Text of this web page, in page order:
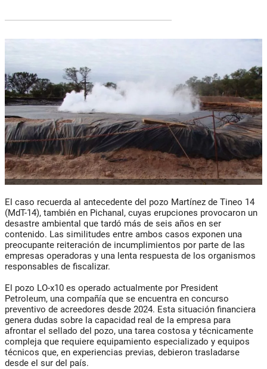
El caso recuerda al antecedente del pozo Martínez de Tineo 14
(MdT-14), también en Pichanal, cuyas erupciones provocaron un
desastre ambiental que tardó más de seis años en ser
contenido. Las similitudes entre ambos casos exponen una
preocupante reiteración de incumplimientos por parte de las
empresas operadoras y una lenta respuesta de los organismos
responsables de fiscalizar.
El pozo LO-x10 es operado actualmente por President
Petroleum, una compañía que se encuentra en concurso
preventivo de acreedores desde 2024. Esta situación financiera
genera dudas sobre la capacidad real de la empresa para
afrontar el sellado del pozo, una tarea costosa y técnicamente
compleja que requiere equipamiento especializado y equipos
técnicos que, en experiencias previas, debieron trasladarse
desde el sur del país.